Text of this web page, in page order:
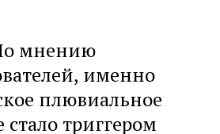
мнению
именно
плювиальное
стало триггером